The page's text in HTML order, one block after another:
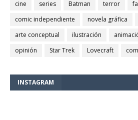
cine series Batman terror
comic independiente
novela gráfica
arte conceptual
ilustración
opinión
Star Trek Lovecraft
INSTAGRAM